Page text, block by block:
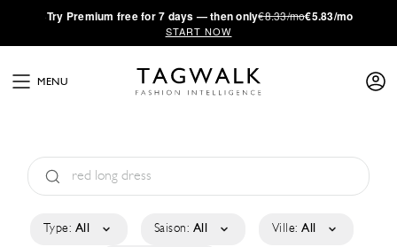
·Try Premium free for 7 days — then only€8.33/mo€5.83/mo
START NOW
MENU
Type: All Saison: All Ville: All